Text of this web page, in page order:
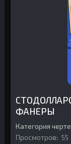
ФАНЕРЫ
Категория
Просмотров: 55